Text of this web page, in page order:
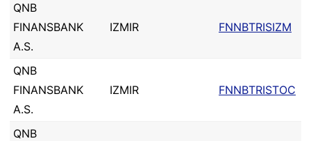
QNB
FINANSBANK
A.S.
IZMIR FNNBTRISIZM
QNB
FINANSBANK
A.S.
IZMIR FNNBTRISTOC
QNB